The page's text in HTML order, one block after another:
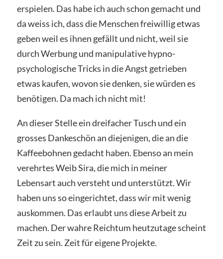
erspielen. Das habe ich auch schon gemacht und
da weiss ich, dass die Menschen freiwillig etwas
geben weil es ihnen gefällt und nicht, weil sie
durch Werbung und manipulative hypno-
psychologische Tricks in die Angst getrieben
etwas kaufen, wovon sie denken, sie würden es
benötigen. Da mach ich nicht mit!
An dieser Stelle ein dreifacher Tusch und ein
grosses Dankeschön an diejenigen, die an die
Kaffeebohnen gedacht haben. Ebenso an mein
verehrtes Weib Sira, die mich in meiner
Lebensart auch versteht und unterstützt. Wir
haben uns so eingerichtet, dass wir mit wenig
auskommen. Das erlaubt uns diese Arbeit zu
machen. Der wahre Reichtum heutzutage scheint
Zeit zu sein. Zeit für eigene Projekte.